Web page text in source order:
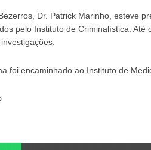
Dr. Patrick Marinho, esteve
pelo Instituto de Criminalística.
foi encaminhado ao Instituto de